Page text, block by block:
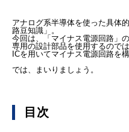
アナログ系半導体を使った具体
路豆知識」。
今回は、「マイナス電源回路」
専用の設計部品を使用するので
ICを用いてマイナス電源回路を構
では、まいりましょう。
目次